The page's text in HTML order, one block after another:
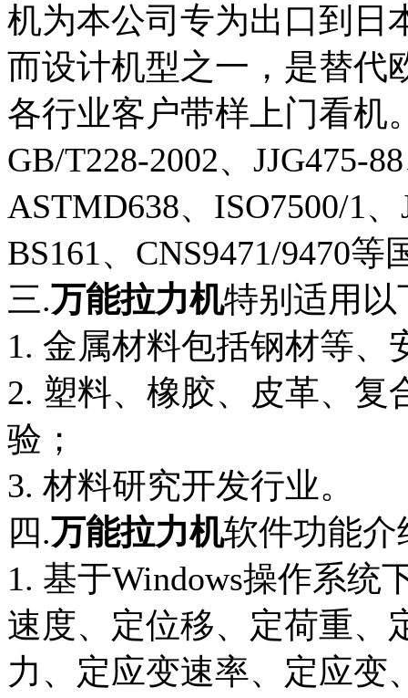
机为本公司专为出口到日
而设计机型之一，是替代
各行业客户带样上门看机
GB/T228-2002、JJG475-
ASTMD638、ISO7500/1
BS161、CNS9471/9470
三.万能拉力机特别适用
1. 金属材料包括钢材等
2. 塑料、橡胶、皮革、复
验；
3. 材料研究开发行业。
四.万能拉力机软件功能介
1. 基于Windows操作系统
速度、定位移、定荷重、
力、定应变速率、定应变